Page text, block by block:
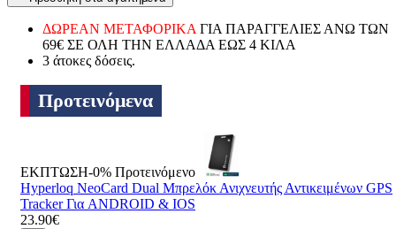
ΔΩΡΕΑΝ ΜΕΤΑΦΟΡΙΚΑ ΓΙΑ ΠΑΡΑΓΓΕΛΙΕΣ ΑΝΩ ΤΩΝ
69€ ΣΕ ΟΛΗ ΤΗΝ ΕΛΛΑΔΑ ΕΩΣ 4 ΚΙΛΑ
3 άτοκες δόσεις.
Προτεινόμενα
ΕΚΠΤΩΣΗ-0% Προτεινόμενο
Hyperloq NeoCard Dual Μπρελόκ Ανιχνευτής Αντικειμένων GPS
Tracker Για ANDROID & IOS
23.90€